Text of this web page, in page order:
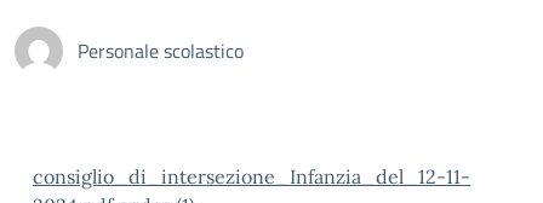
Personale scolastico
consiglio_di_intersezione_Infanzia_del_12-11-